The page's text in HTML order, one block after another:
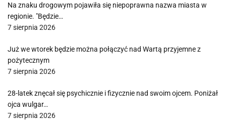
Na znaku drogowym pojawiła się niepoprawna nazwa miasta w
regionie. "Będzie…
7 sierpnia 2026
Już we wtorek będzie można połączyć nad Wartą przyjemne z
pożytecznym
7 sierpnia 2026
28-latek znęcał się psychicznie i fizycznie nad swoim ojcem. Poniżał
ojca wulgar…
7 sierpnia 2026